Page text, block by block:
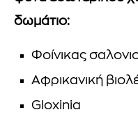
δωμάτιο:
Φοίνικας
Αφρικανική
Gloxinia